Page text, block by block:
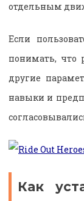
отдельным
Если
понимать, что
другие
навыки и
Как